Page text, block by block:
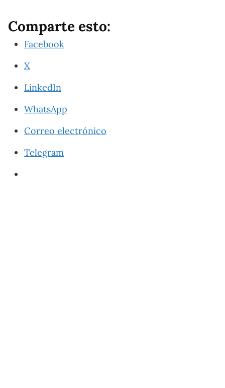
Comparte esto:
Facebook
X
LinkedIn
WhatsApp
Correo electrónico
Telegram